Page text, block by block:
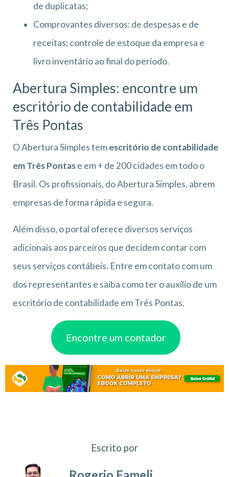
de duplicatas;
Comprovantes diversos: de despesas e de
receitas; controle de estoque da empresa e
livro inventário ao final do período.
Abertura Simples: encontre um
escritório de contabilidade em
Três Pontas
O Abertura Simples temescritório decontabilidade
em Três Pontase em + de 200 cidades em todo o
Brasil. Os profissionais, do Abertura Simples, abrem
empresas de forma rápida e segura.
Além disso, o portal oferece diversos serviços
adicionais aos parceiros que decidem contar com
seus serviços contábeis. Entre em contato com um
dos representantes e saiba como ter o auxílio de um
escritório de contabilidade em Três Pontas.
Encontre um contador
Escrito por